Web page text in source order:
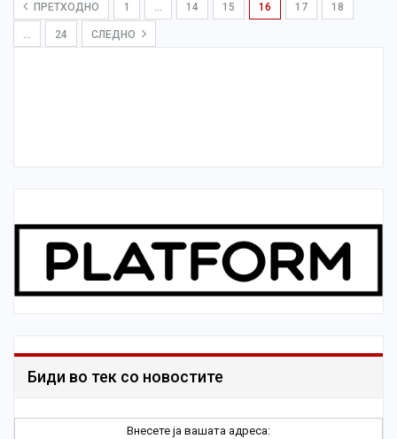
ПРЕТХОДНО 1 … 14 15 16 17 18
… 24 СЛЕДНО
Биди во тек со новостите
Внесете ја вашата адреса: